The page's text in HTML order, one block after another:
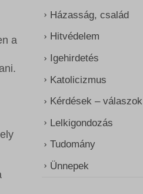
a
Házasság, család
Hitvédelem
Igehirdetés
Katolicizmus
Kérdések – válaszok
Lelkigondozás
Tudomány
Ünnepek